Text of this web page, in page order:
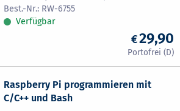
RW-6755
Verfügbar
29,90
Raspberry Pi programmieren mit
C/C++ und Bash